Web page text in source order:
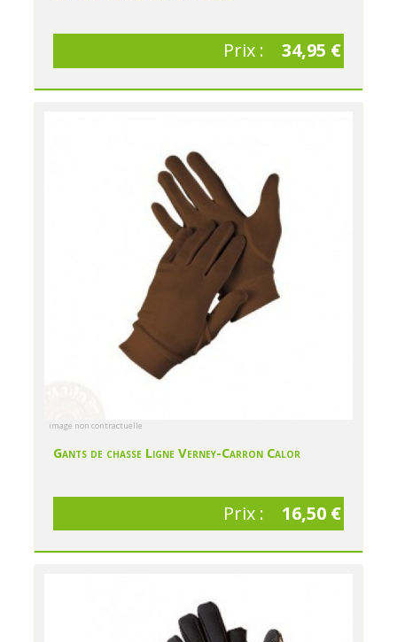
Prix : 34,95 €
image non contractuelle
Gants de chasse Ligne Verney-Carron Calor
Prix : 16,50 €